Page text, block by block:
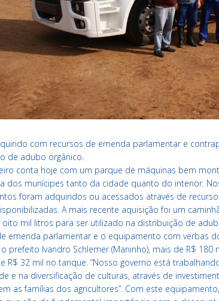
com recursos de emenda parlamentar e
de adubo orgânico.
conta hoje com um parque de máquinas bem
dos munícipes tanto da cidade quanto do interior.
foram adquiridos ou acessados através de
A mais recente aquisição foi um
mil litros para ser utilizado na distribuição de
emenda parlamentar e o equipamento com verbas
prefeito Ivandro Schlemer (Maninho), mais de R$
R$ 32 mil no tanque. “Nosso governo está
e na diversificação de culturas, através de
as famílias dos agricultores”. Com este